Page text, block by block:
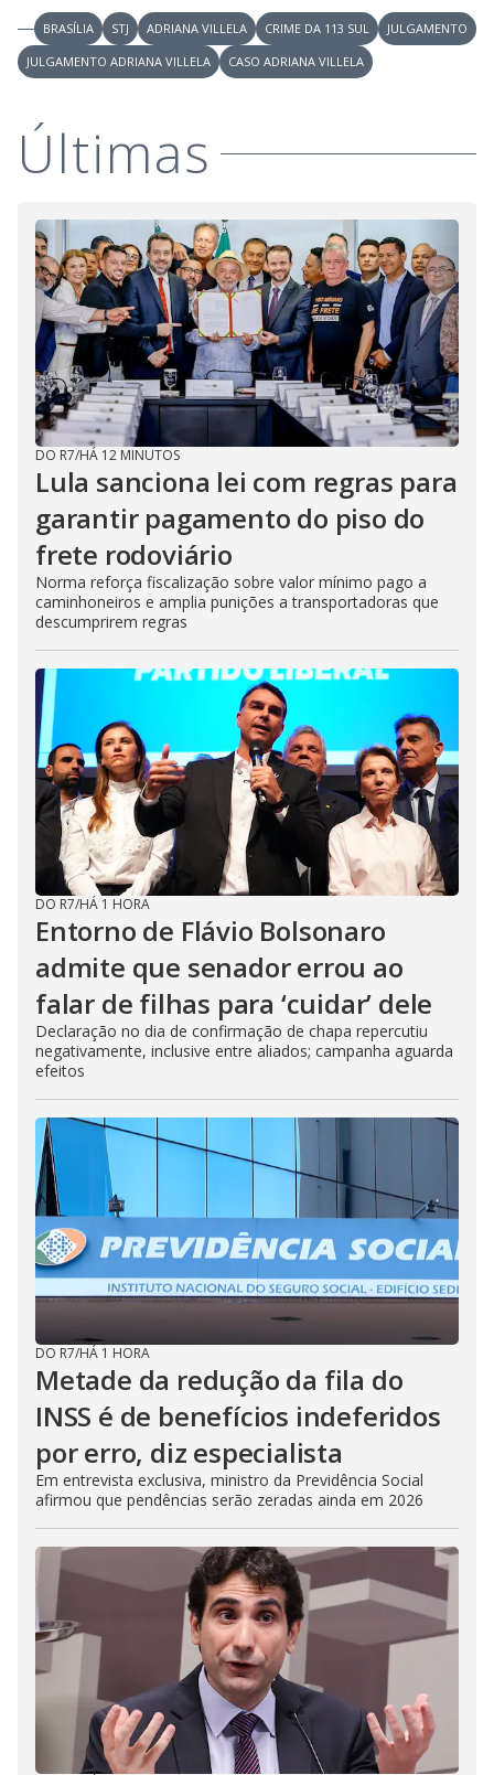
BRASÍLIA STJ ADRIANA VILLELA CRIME DA 113 SUL
JULGAMENTO
JULGAMENTO ADRIANA VILLELA
CASO ADRIANA VILLELA
Últimas
DO R7/HÁ 12 MINUTOS
Lula sanciona lei com regras para
garantir pagamento do piso do
frete rodoviário
Norma reforça fiscalização sobre valor mínimo pago a
caminhoneiros e amplia punições a transportadoras que
descumprirem regras
DO R7/HÁ 1 HORA
Entorno de Flávio Bolsonaro
admite que senador errou ao
falar de filhas para ‘cuidar’ dele
Declaração no dia de confirmação de chapa repercutiu
negativamente, inclusive entre aliados; campanha aguarda
efeitos
DO R7/HÁ 1 HORA
Metade da redução da fila do
INSS é de benefícios indeferidos
por erro, diz especialista
Em entrevista exclusiva, ministro da Previdência Social
afirmou que pendências serão zeradas ainda em 2026